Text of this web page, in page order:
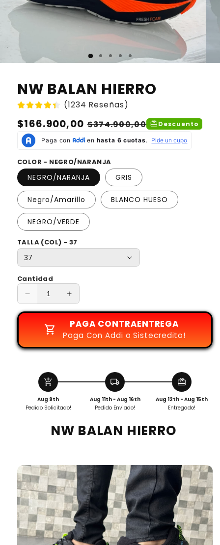
NW BALAN HIERRO
(1234 Reseñas)
Precio
habitual
$166.900,00 Precio
de
$374.900,00 redeemDescuento
COLOR - NEGRO/NARANJA
NEGRO/NARANJA GRIS
Negro/Amarillo BLANCO HUESO
NEGRO/VERDE
TALLA (COL) - 37
Cantidad
Reducir
cantidad
HIERRO
Aumentar
cantidad
para
NW
BALAN
HIERRO
PAGA CONTRAENTREGA
Paga Con Addi o Sistecredito!
add_shopping_cart
Aug 9th
Pedido Solicitado!
local_shipping
Aug 11th - Aug 16th
Pedido Enviado!
redeem
Aug 12th - Aug 15th
Entregado!
NW BALAN HIERRO